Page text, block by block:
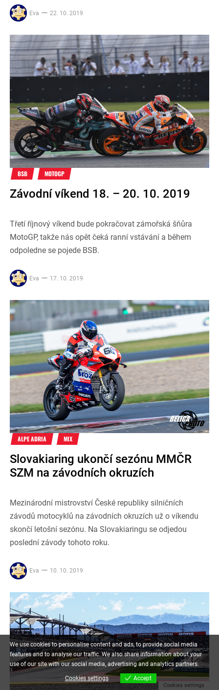
Eva 22. 10. 2019
BSB MOTOGP
Závodní víkend 18. – 20. 10. 2019
Třetí říjnový víkend bude pokračovat zámořská šňůra
MotoGP, takže nás opět čeká ranní vstávání a během
odpoledne se pojede BSB.
Eva 17. 10. 2019
ALPE ADRIA MIX
Slovakiaring ukončí sezónu MMČR
SZM na závodních okruzích
Mezinárodní mistrovství České republiky silničních
závodů motocyklů na závodních okruzích už o víkendu
skončí letošní sezónu. Na Slovakiaringu se odjedou
poslední závody tohoto roku.
Eva 10. 10. 2019
We use cookies to personalise content and ads, to provide social media
features and to analyse our traffic. We also share information about your
use of our site with our social media, advertising and analytics partners.
Cookies settings Accept
Cookies settings